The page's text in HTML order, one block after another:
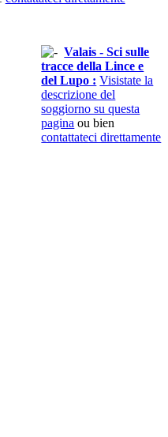
Valais - Sci sulle
tracce della Lince e
del Lupo : Visistate la
descrizione del
soggiorno su questa
pagina ou bien
contattateci direttamente